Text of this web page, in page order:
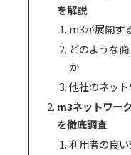
を解説
m3が展開す
どのような
か
他社のネッ
m3ネットワー
を徹底調査
利用者の良